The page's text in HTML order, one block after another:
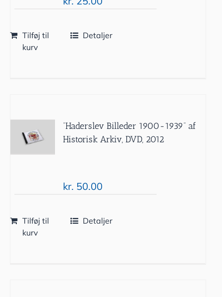
Tilføj til
kurv
Detaljer
”Haderslev Billeder 1900-1939” af
Historisk Arkiv, DVD, 2012
kr. 50.00
Tilføj til
kurv
Detaljer